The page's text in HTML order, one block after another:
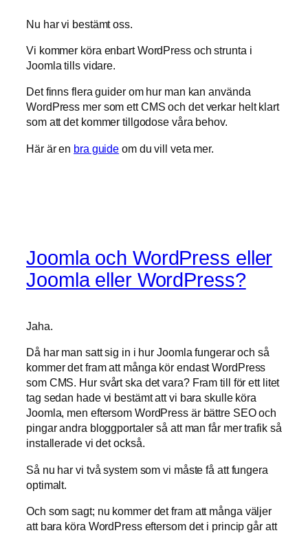
Nu har vi bestämt oss.
Vi kommer köra enbart WordPress och strunta i
Joomla tills vidare.
Det finns flera guider om hur man kan använda
WordPress mer som ett CMS och det verkar helt klart
som att det kommer tillgodose våra behov.
Här är en bra guide om du vill veta mer.
Joomla och WordPress eller
Joomla eller WordPress?
Jaha.
Då har man satt sig in i hur Joomla fungerar och så
kommer det fram att många kör endast WordPress
som CMS. Hur svårt ska det vara? Fram till för ett litet
tag sedan hade vi bestämt att vi bara skulle köra
Joomla, men eftersom WordPress är bättre SEO och
pingar andra bloggportaler så att man får mer trafik så
installerade vi det också.
Så nu har vi två system som vi måste få att fungera
optimalt.
Och som sagt; nu kommer det fram att många väljer
att bara köra WordPress eftersom det i princip går att